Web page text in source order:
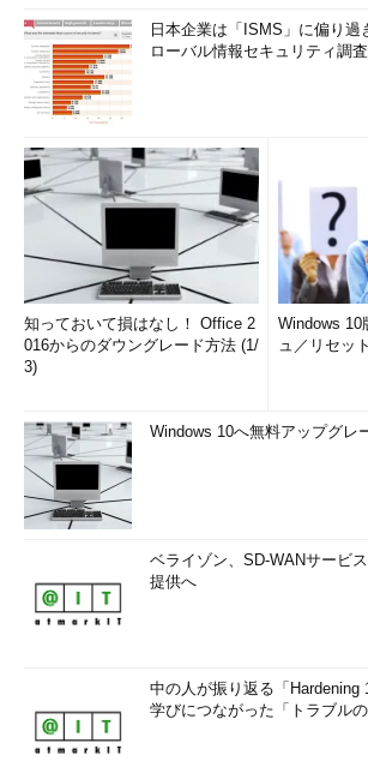
日本企業は「ISMS」に偏り
ローバル情報セキュリティ調
知っておいて損はなし！ Office 2
016からのダウングレード方法 (1/
3)
Windows 10
ュ／リセッ
Windows 10へ無料アップグレ
ベライゾン、SD-WANサービ
提供へ
中の人が振り返る「
学びにつながった「トラブル